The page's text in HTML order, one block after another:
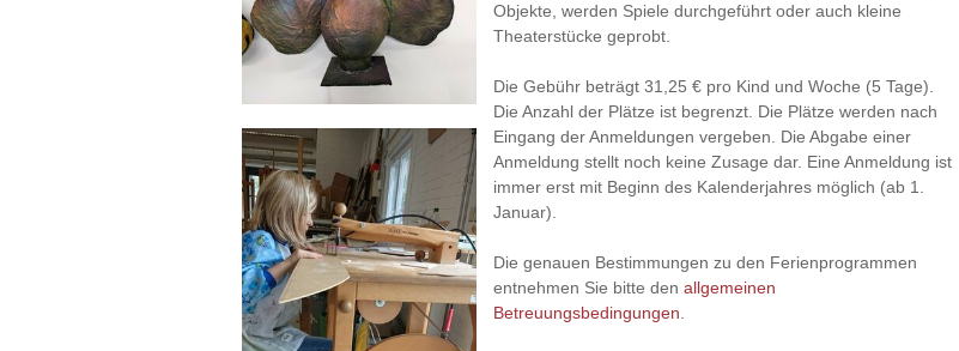
Objekte, werden Spiele durchgeführt oder auch kleine
Theaterstücke geprobt.
Die Gebühr beträgt 31,25 € pro Kind und Woche (5 Tage).
Die Anzahl der Plätze ist begrenzt. Die Plätze werden nach
Eingang der Anmeldungen vergeben. Die Abgabe einer
Anmeldung stellt noch keine Zusage dar. Eine Anmeldung ist
immer erst mit Beginn des Kalenderjahres möglich (ab 1.
Januar).
Die genauen Bestimmungen zu den Ferienprogrammen
entnehmen Sie bitte den allgemeinen
Betreuungsbedingungen